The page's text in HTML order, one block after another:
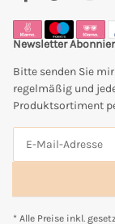
Newsletter
Bitte senden Sie
regelmäßig und
Produktsortiment
* Alle Preise inkl.